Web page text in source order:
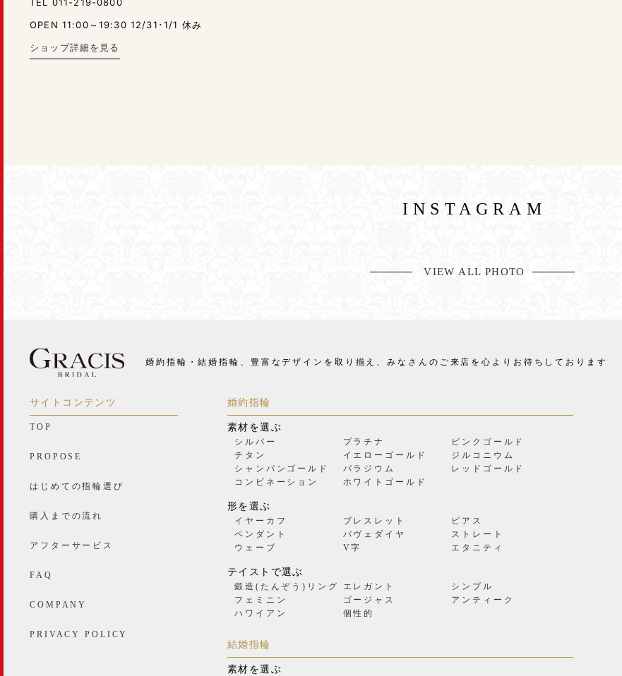
OPEN 11:00～19:30 12/31･1/1 休み
ショップ詳細を見る
INSTAGRAM
VIEW ALL PHOTO
婚約指輪・結婚指輪、豊富なデザインを取り揃え、みなさんのご来店を心よりお待ちしております
サイトコンテンツ
TOP
PROPOSE
はじめての指輪選び
購入までの流れ
アフターサービス
FAQ
COMPANY
PRIVACY POLICY
婚約指輪
素材を選ぶ
シルバー プラチナ
ピンクゴールド
チタン
イエローゴールド
ジルコニウム
シャンパンゴールド
パラジウム
レッドゴールド
コンビネーション
ホワイトゴールド
形を選ぶ
イヤーカフ ブレスレット
ピアス
ペンダント
パヴェダイヤ
ストレート
ウェーブ
V字 エタニティ
テイストで選ぶ
鍛造(たんぞう)リング エレガント
シンプル
フェミニン
ゴージャス
アンティーク
ハワイアン
個性的
結婚指輪
素材を選ぶ